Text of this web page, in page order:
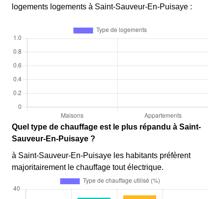
logements logements à Saint-Sauveur-En-Puisaye :
Quel type de chauffage est le plus répandu à Saint-
Sauveur-En-Puisaye ?
à Saint-Sauveur-En-Puisaye les habitants préfèrent
majoritairement le chauffage tout électrique.